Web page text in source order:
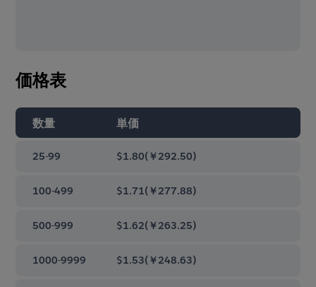
価格表
数量 単価
25-99 $1.80(￥292.50)
100-499 $1.71(￥277.88)
500-999 $1.62(￥263.25)
1000-9999 $1.53(￥248.63)